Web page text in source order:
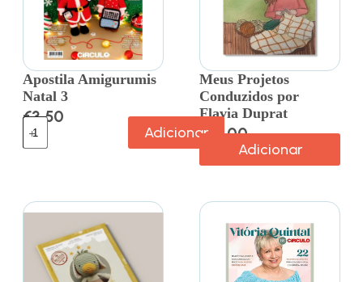
Apostila Amigurumis
Natal 3
€3.50
Adicionar
Meus Projetos
Conduzidos por
Flavia Duprat
€ 18.00
Adicionar